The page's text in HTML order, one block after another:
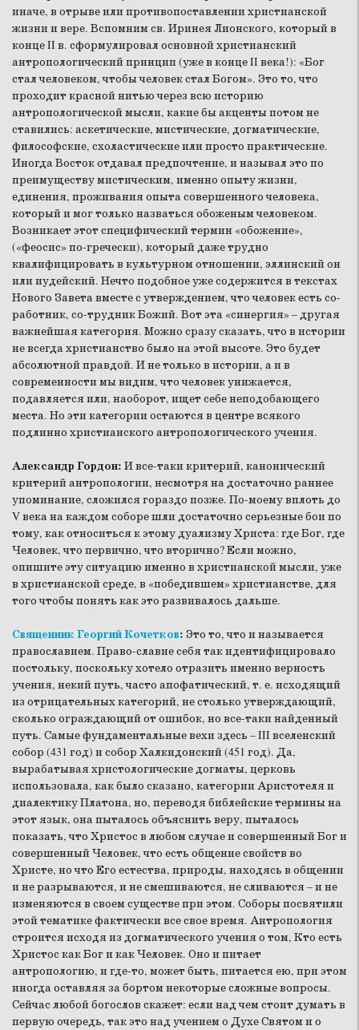
иначе, в отрыве или противопоставлении христианской
жизни и вере. Вспомним св. Иринея Лионского, который в
конце II в. сформулировал основной христианский
антропологический принцип (уже в конце II века!): «Бог
стал человеком, чтобы человек стал Богом». Это то, что
проходит красной нитью через всю историю
антропологической мысли, какие бы акценты потом не
ставились: аскетические, мистические, догматические,
философские, схоластические или просто практические.
Иногда Восток отдавал предпочтение, и называл это по
преимуществу мистическим, именно опыту жизни,
единения, проживания опыта совершенного человека,
который и мог только назваться обоженым человеком.
Возникает этот специфический термин «обожение»,
(«феосис» по-гречески), который даже трудно
квалифицировать в культурном отношении, эллинский он
или иудейский. Нечто подобное уже содержится в текстах
Нового Завета вместе с утверждением, что человек есть со-
работник, со-трудник Божий. Вот эта «синергия» – другая
важнейшая категория. Можно сразу сказать, что в истории
не всегда христианство было на этой высоте. Это будет
абсолютной правдой. И не только в истории, а и в
современности мы видим, что человек унижается,
подавляется или, наоборот, ищет себе неподобающего
места. Но эти категории остаются в центре всякого
подлинно христианского антропологического учения.
Александр Гордон: И все-таки критерий, канонический
критерий антропологии, несмотря на достаточно раннее
упоминание, сложился гораздо позже. По-моему вплоть до
V века на каждом соборе шли достаточно серьезные бои по
тому, как относиться к этому дуализму Христа: где Бог, где
Человек, что первично, что вторично? Если можно,
опишите эту ситуацию именно в христианской мысли, уже
в христианской среде, в «победившем» христианстве, для
того чтобы понять как это развивалось дальше.
Священник Георгий Кочетков: Это то, что и называется
православием. Право-славие себя так идентифицировало
постольку, поскольку хотело отразить именно верность
учения, некий путь, часто апофатический, т. е. исходящий
из отрицательных категорий, не столько утверждающий,
сколько ограждающий от ошибок, но все-таки найденный
путь. Самые фундаментальные вехи здесь – III вселенский
собор (431 год) и собор Халкидонский (451 год). Да,
вырабатывая христологические догматы, церковь
использовала, как было сказано, категории Аристотеля и
диалектику Платона, но, переводя библейские термины на
этот язык, она пыталось объяснить веру, пыталось
показать, что Христос в любом случае и совершенный Бог и
совершенный Человек, что есть общение свойств во
Христе, но что Его естества, природы, находясь в общении
и не разрываются, и не смешиваются, не сливаются – и не
изменяются в своем существе при этом. Соборы посвятили
этой тематике фактически все свое время. Антропология
строится исходя из догматического учения о том, Кто есть
Христос как Бог и как Человек. Оно и питает
антропологию, и где-то, может быть, питается ею, при этом
иногда оставляя за бортом некоторые сложные вопросы.
Сейчас любой богослов скажет: если над чем стоит думать в
первую очередь, так это над учением о Духе Святом и о